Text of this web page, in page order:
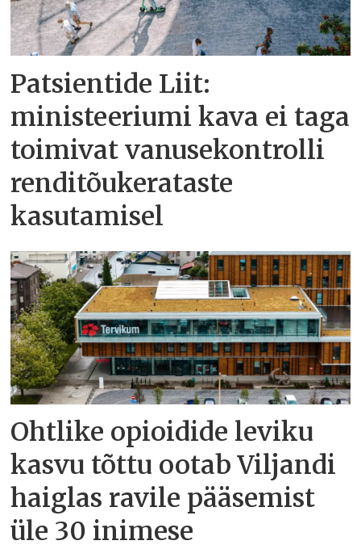
Patsientide Liit:
ministeeriumi kava ei taga
toimivat vanusekontrolli
renditõukerataste
kasutamisel
Ohtlike opioidide leviku
kasvu tõttu ootab Viljandi
haiglas ravile pääsemist
üle 30 inimese